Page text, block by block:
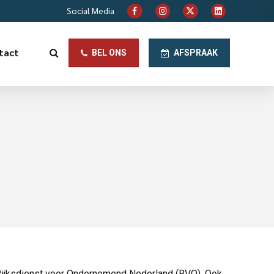
Social Media
BEL ONS AFSPRAAK